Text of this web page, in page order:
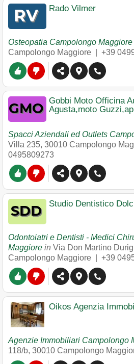
Rado Vilmer
Osteopatia Campolongo Maggiore
Campolongo Maggiore
+39
Gobbi Moto Officina
Agusta,moto
Spacci Aziendali ed Outlets
Villa 235, 30010 Campolongo
0495809273
Studio Dentistico
Odontoiatri e Dentisti - Medici
Maggiore in Via Don Martino
Campolongo Maggiore
+39
Oikos Agenzia
Agenzie Immobiliari Campolongo
118/b, 30010 Campolongo